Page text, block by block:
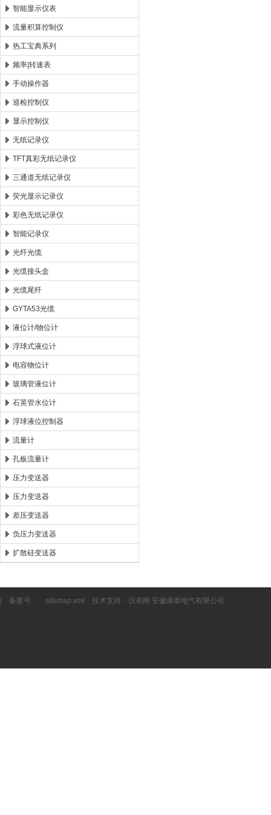
智能显示仪表
流量积算控制仪
热工宝典系列
频率|转速表
手动操作器
巡检控制仪
显示控制仪
无纸记录仪
TFT真彩无纸记录仪
三通道无纸记录仪
荧光显示记录仪
彩色无纸记录仪
智能记录仪
光纤光缆
光缆接头盒
光缆尾纤
GYTA53光缆
液位计/物位计
浮球式液位计
电容物位计
玻璃管液位计
石英管水位计
浮球液位控制器
流量计
孔板流量计
压力变送器
压力变送器
差压变送器
负压力变送器
扩散硅变送器
| 备案号： sitemap.xml 技术支持： 仪表网 安徽康泰电气有限公司